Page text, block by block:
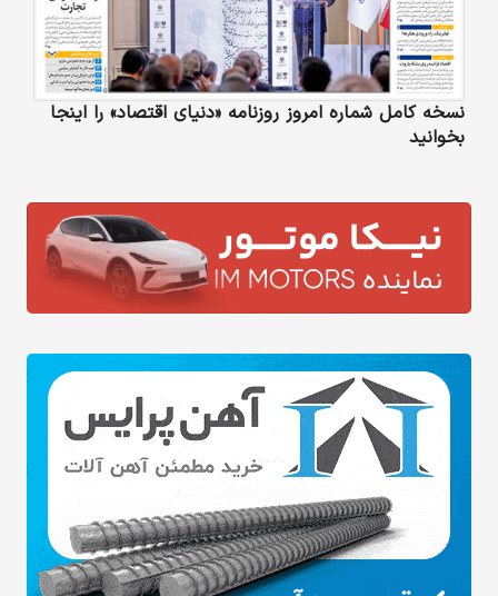
نسخه کامل شماره امروز روزنامه «دنیای‌ اقتصاد» را اینجا
بخوانید